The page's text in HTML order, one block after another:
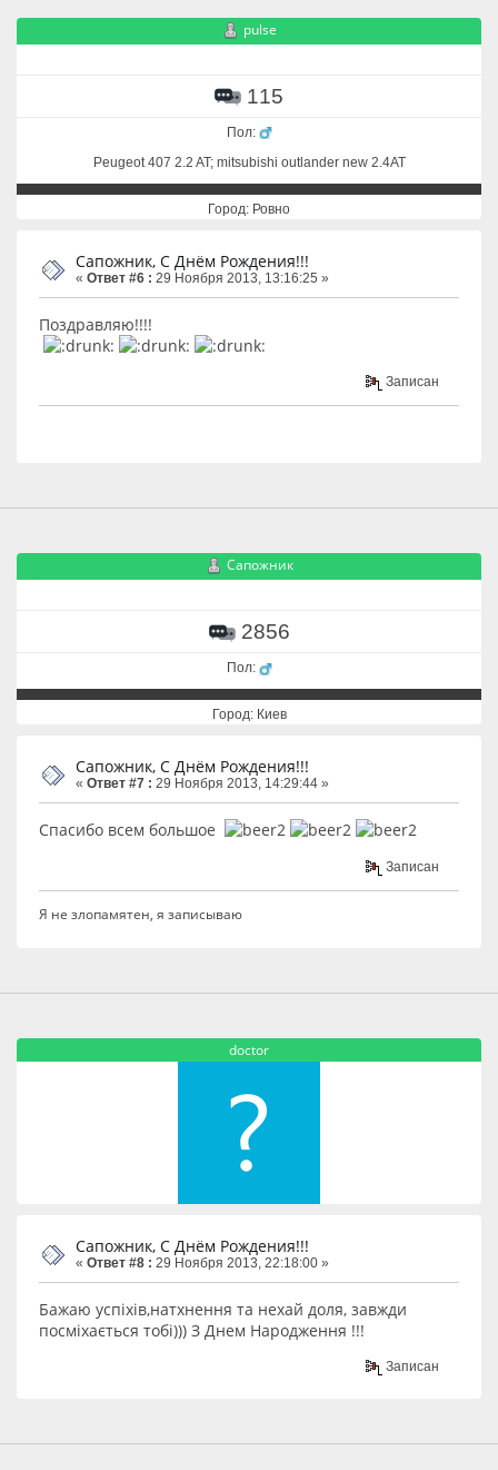
pulse
115
Пол:
Peugeot 407 2.2 AT; mitsubishi outlander new 2.4AT
Город: Ровно
Сапожник, С Днём Рождения!!!
« Ответ #6 : 29 Ноября 2013, 13:16:25 »
Поздравляю!!!!
Записан
Сапожник
2856
Пол:
Город: Киев
Сапожник, С Днём Рождения!!!
« Ответ #7 : 29 Ноября 2013, 14:29:44 »
Спасибо всем большое
Записан
Я не злопамятен, я записываю
doctor
Сапожник, С Днём Рождения!!!
« Ответ #8 : 29 Ноября 2013, 22:18:00 »
Бажаю успіхів,натхнення та нехай доля, завжди
посміхається тобі))) З Днем Народження !!!
Записан